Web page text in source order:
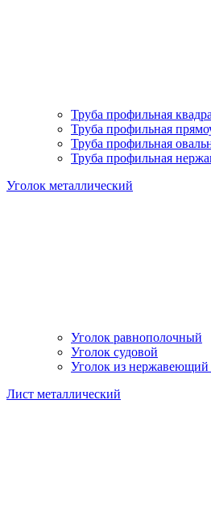
Труба профильная
Труба профильная
Труба профильная
Труба профильная
Уголок металлический
Уголок равнополочный
Уголок судовой
Уголок из нержавеющий
Лист металлический